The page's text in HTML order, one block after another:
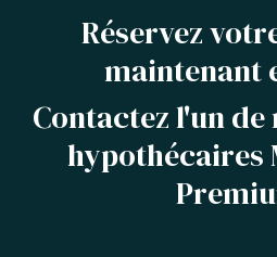
Réservez
maintenant
Contactez l'un
hypothécaires